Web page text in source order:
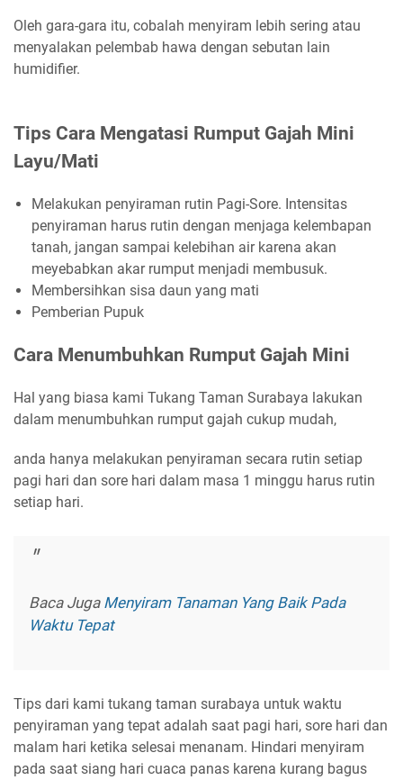
Oleh gara-gara itu, cobalah menyiram lebih sering atau
menyalakan pelembab hawa dengan sebutan lain
humidifier.
Tips Cara Mengatasi Rumput Gajah Mini
Layu/Mati
Melakukan penyiraman rutin Pagi-Sore. Intensitas
penyiraman harus rutin dengan menjaga kelembapan
tanah, jangan sampai kelebihan air karena akan
meyebabkan akar rumput menjadi membusuk.
Membersihkan sisa daun yang mati
Pemberian Pupuk
Cara Menumbuhkan Rumput Gajah Mini
Hal yang biasa kami Tukang Taman Surabaya lakukan
dalam menumbuhkan rumput gajah cukup mudah,
anda hanya melakukan penyiraman secara rutin setiap
pagi hari dan sore hari dalam masa 1 minggu harus rutin
setiap hari.
Baca Juga Menyiram Tanaman Yang Baik Pada
Waktu Tepat
Tips dari kami tukang taman surabaya untuk waktu
penyiraman yang tepat adalah saat pagi hari, sore hari dan
malam hari ketika selesai menanam. Hindari menyiram
pada saat siang hari cuaca panas karena kurang bagus